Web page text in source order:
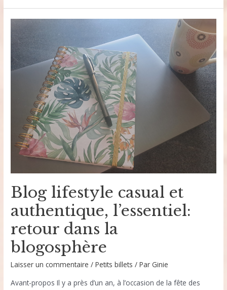
ont
du
style
Eden
Perfumes
Blog lifestyle casual et
authentique, l’essentiel:
retour dans la
blogosphère
Laisser un commentaire /Petits billets / Par Ginie
Avant-propos Il y a près d’un an, à l’occasion de la fête des